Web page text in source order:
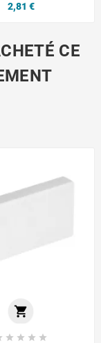
2,81 €
CE

   